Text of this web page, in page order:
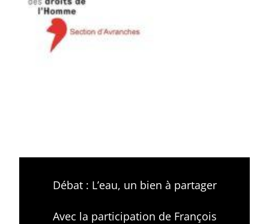
Débat : L’eau, un bien à partager
Avec la participation de François